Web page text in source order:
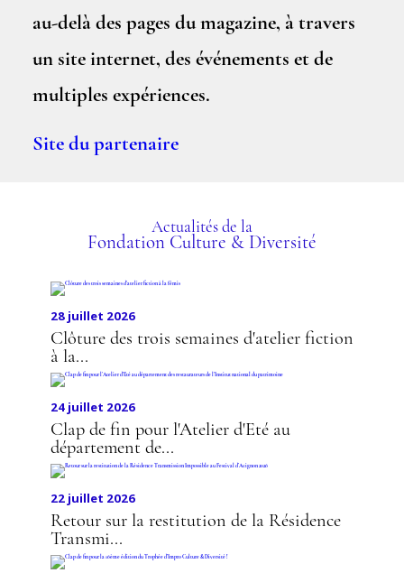
au-delà des pages du magazine, à travers
un site internet, des événements et de
multiples expériences.
Site du partenaire
Actualités de la
Fondation Culture & Diversité
28 juillet 2026
Clôture des trois semaines d'atelier fiction
à la...
24 juillet 2026
Clap de fin pour l'Atelier d'Eté au
département de...
22 juillet 2026
Retour sur la restitution de la Résidence
Transmi...